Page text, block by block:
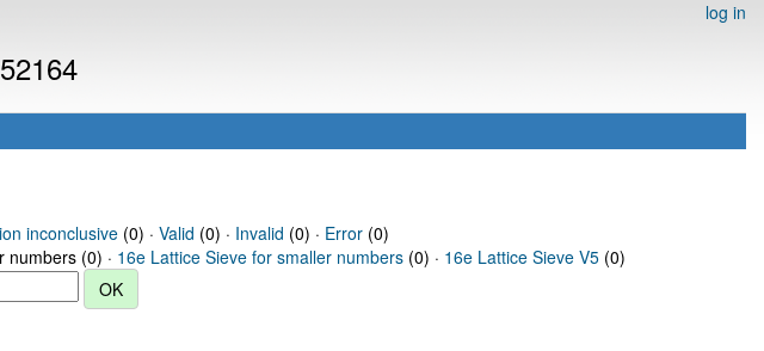
log in
inconclusive(0) · Valid (0) · Invalid (0) · Error(0)
numbers (0) · 16e Lattice Sieve for smaller numbers (0) · 16e Lattice Sieve V5 (0)